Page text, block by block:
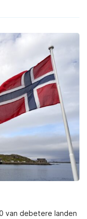
van debetere landen